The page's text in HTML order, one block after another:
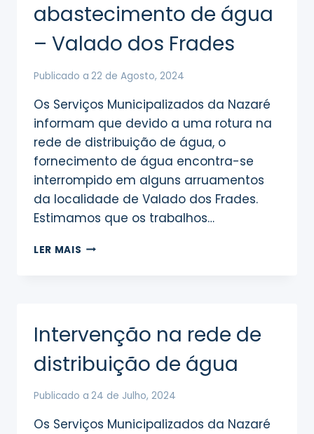
abastecimento de água
– Valado dos Frades
Publicado a 22 de Agosto, 2024
Os Serviços Municipalizados da Nazaré
informam que devido a uma rotura na
rede de distribuição de água, o
fornecimento de água encontra-se
interrompido em alguns arruamentos
da localidade de Valado dos Frades.
Estimamos que os trabalhos…
LER MAIS INTERRUPÇÃO
VALADO
FRADES
Intervenção na rede de
distribuição de água
Publicado a 24 de Julho, 2024
Os Serviços Municipalizados da Nazaré